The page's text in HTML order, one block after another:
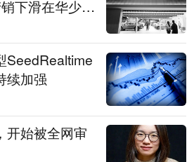
下滑在华少卖
SeedRealtime
续加强
开始被全网审